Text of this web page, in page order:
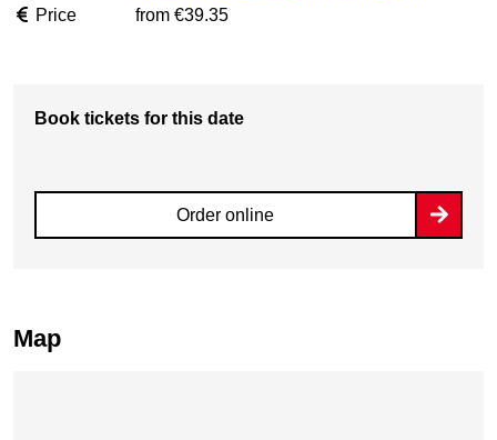
Price
from €39.35
Book tickets for this date
Order online
Map